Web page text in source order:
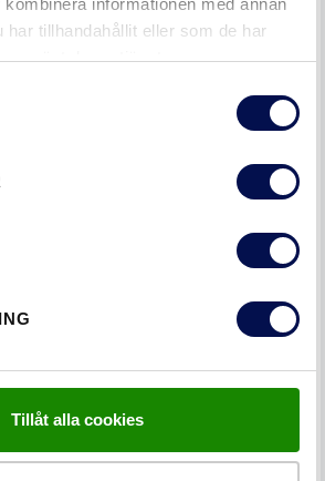
har tillhandahållit eller som de har
använt deras tjänster.
Tillåt alla cookies